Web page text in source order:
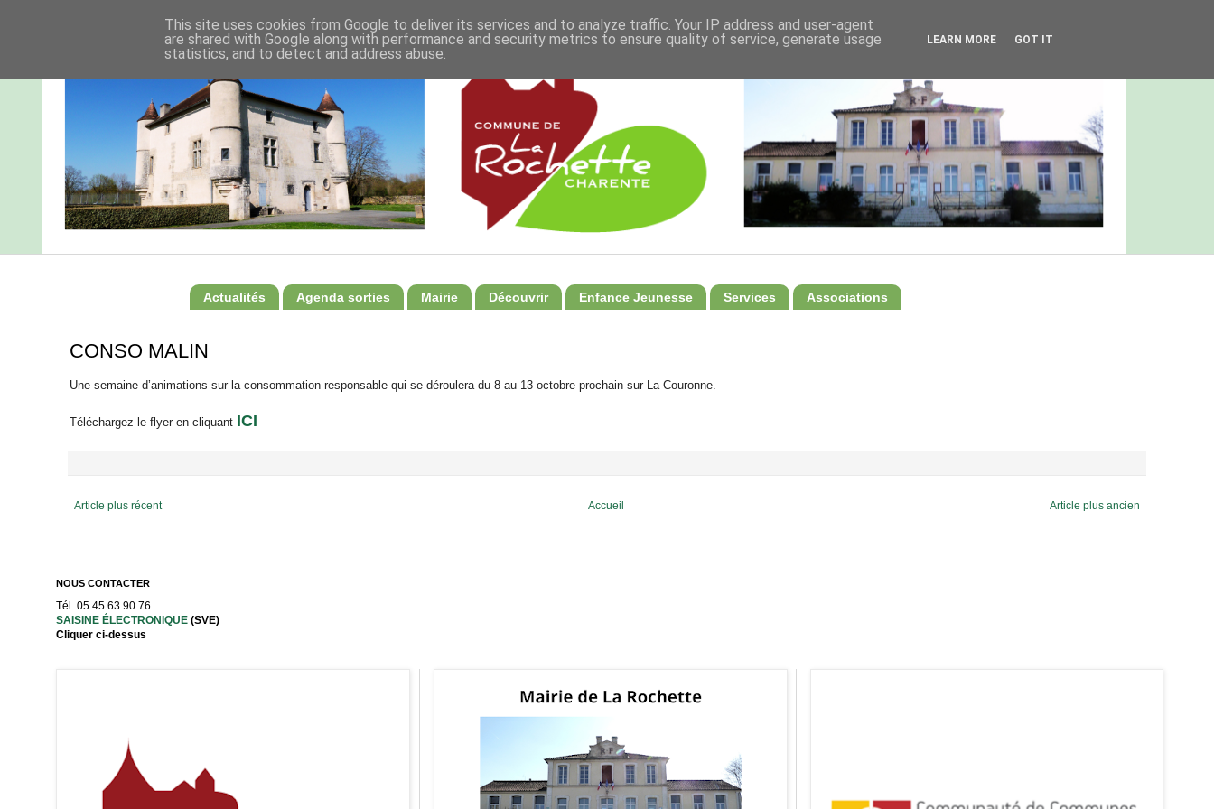
Actualités Agenda sorties Mairie Découvrir Enfance Jeunesse Services Associations
CONSO MALIN
Une semaine d’animations sur la consommation responsable qui se déroulera du 8 au 13 octobre prochain sur La Couronne.
Téléchargez le flyer en cliquant ICI
Article plus récent Article plus ancien
Accueil
NOUS CONTACTER
Tél. 05 45 63 90 76
SAISINE ÉLECTRONIQUE (SVE)
Cliquer ci-dessus
This site uses cookies from Google to deliver its services and to analyze traffic. Your IP address and user-agent
are shared with Google along with performance and security metrics to ensure quality of service, generate usage
statistics, and to detect and address abuse.
LEARN MORE GOT IT